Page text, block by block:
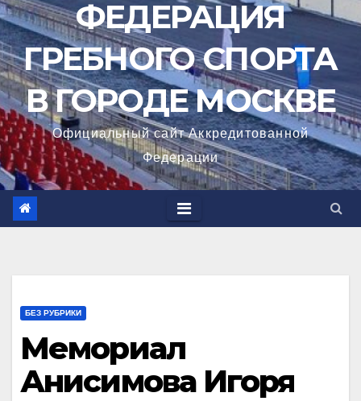
ФЕДЕРАЦИЯ
ГРЕБНОГО СПОРТА
В ГОРОДЕ МОСКВЕ
Официальный сайт Аккредитованной
Федерации
БЕЗ РУБРИКИ
Мемориал
Анисимова Игоря